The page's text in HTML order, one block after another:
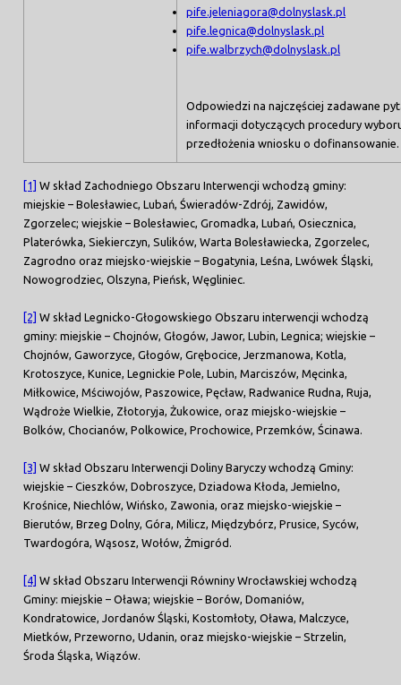
pife.jeleniagora@dolnyslask.pl
pife.legnica@dolnyslask.pl
pife.walbrzych@dolnyslask.pl
Odpowiedzi na najczęściej zadawane
informacji dotyczących procedury
przedłożenia wniosku o dofinansowanie.
[1] W skład Zachodniego Obszaru Interwencji wchodzą gminy:
miejskie – Bolesławiec, Lubań, Świeradów-Zdrój, Zawidów,
Zgorzelec; wiejskie – Bolesławiec, Gromadka, Lubań, Osiecznica,
Platerówka, Siekierczyn, Sulików, Warta Bolesławiecka, Zgorzelec,
Zagrodno oraz miejsko-wiejskie – Bogatynia, Leśna, Lwówek Śląski,
Nowogrodziec, Olszyna, Pieńsk, Węgliniec.
[2] W skład Legnicko-Głogowskiego Obszaru interwencji wchodzą
gminy: miejskie – Chojnów, Głogów, Jawor, Lubin, Legnica; wiejskie –
Chojnów, Gaworzyce, Głogów, Grębocice, Jerzmanowa, Kotla,
Krotoszyce, Kunice, Legnickie Pole, Lubin, Marciszów, Męcinka,
Miłkowice, Mściwojów, Paszowice, Pęcław, Radwanice Rudna, Ruja,
Wądroże Wielkie, Złotoryja, Żukowice, oraz miejsko-wiejskie –
Bolków, Chocianów, Polkowice, Prochowice, Przemków, Ścinawa.
[3] W skład Obszaru Interwencji Doliny Baryczy wchodzą Gminy:
wiejskie – Cieszków, Dobroszyce, Dziadowa Kłoda, Jemielno,
Krośnice, Niechlów, Wińsko, Zawonia, oraz miejsko-wiejskie –
Bierutów, Brzeg Dolny, Góra, Milicz, Międzybórz, Prusice, Syców,
Twardogóra, Wąsosz, Wołów, Żmigród.
[4] W skład Obszaru Interwencji Równiny Wrocławskiej wchodzą
Gminy: miejskie – Oława; wiejskie – Borów, Domaniów,
Kondratowice, Jordanów Śląski, Kostomłoty, Oława, Malczyce,
Mietków, Przeworno, Udanin, oraz miejsko-wiejskie – Strzelin,
Środa Śląska, Wiązów.